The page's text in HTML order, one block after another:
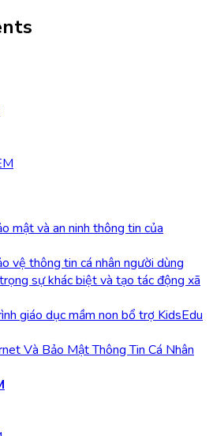
mật và an ninh thông tin của
vệ thông tin cá nhân người dùng
sự khác biệt và tạo tác động xã
giáo dục mầm non bổ trợ KidsEdu
Và Bảo Mật Thông Tin Cá Nhân